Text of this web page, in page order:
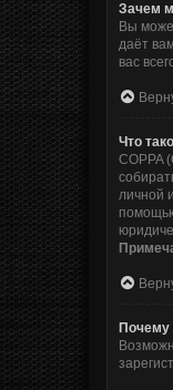
Зачем
Вы
даёт
вас
Что
COPPA
личной
Почему